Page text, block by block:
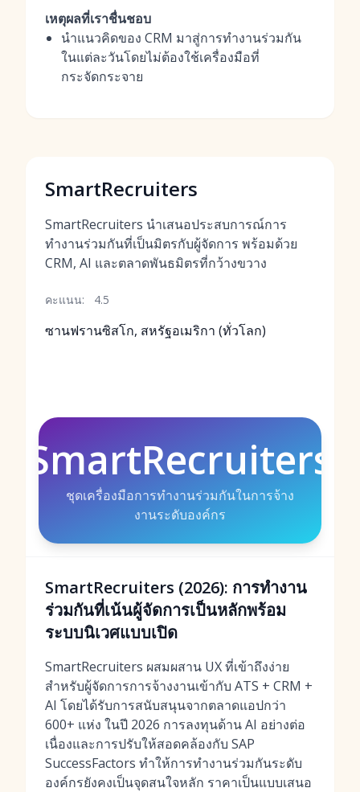
เหตุผลที่เราชื่นชอบ
นำแนวคิดของ CRM มาสู่การทำงานร่วมกัน
ในแต่ละวันโดยไม่ต้องใช้เครื่องมือที่
กระจัดกระจาย
SmartRecruiters
SmartRecruiters นำเสนอประสบการณ์การ
ทำงานร่วมกันที่เป็นมิตรกับผู้จัดการ พร้อมด้วย
CRM, AI และตลาดพันธมิตรที่กว้างขวาง
คะแนน: 4.5
ซานฟรานซิสโก, สหรัฐอเมริกา (ทั่วโลก)
SmartRecruiters
ชุดเครื่องมือการทำงานร่วมกันในการจ้าง
งานระดับองค์กร
SmartRecruiters (2026): การทำงาน
ร่วมกันที่เน้นผู้จัดการเป็นหลักพร้อม
ระบบนิเวศแบบเปิด
SmartRecruiters ผสมผสาน UX ที่เข้าถึงง่าย
สำหรับผู้จัดการการจ้างงานเข้ากับ ATS + CRM +
AI โดยได้รับการสนับสนุนจากตลาดแอปกว่า
600+ แห่ง ในปี 2026 การลงทุนด้าน AI อย่างต่อ
เนื่องและการปรับให้สอดคล้องกับ SAP
SuccessFactors ทำให้การทำงานร่วมกันระดับ
องค์กรยังคงเป็นจุดสนใจหลัก ราคาเป็นแบบเสนอ